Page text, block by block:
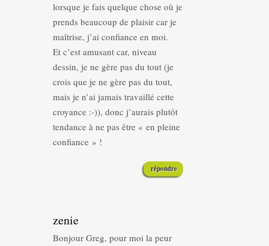
lorsque je fais quelque chose où je
prends beaucoup de plaisir car je
maîtrise, j’ai confiance en moi.
Et c’est amusant car, niveau
dessin, je ne gère pas du tout (je
crois que je ne gère pas du tout,
mais je n’ai jamais travaillé cette
croyance :-)), donc j’aurais plutôt
tendance à ne pas être « en pleine
confiance » !
répondre
zenie
Bonjour Greg, pour moi la peur